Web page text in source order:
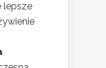
lepsze